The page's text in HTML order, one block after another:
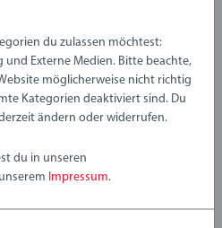
du zulassen möchtest:
Externe Medien. Bitte beachte,
möglicherweise nicht richtig
Kategorien deaktiviert sind. Du
ändern oder widerrufen.
du in unseren
Impressum.